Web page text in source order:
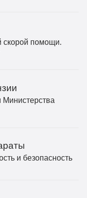
скорой помощи.
и безопасность